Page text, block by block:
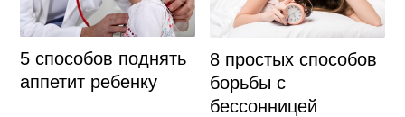
5 способов поднять
аппетит ребенку
8 простых способов
борьбы с
бессонницей